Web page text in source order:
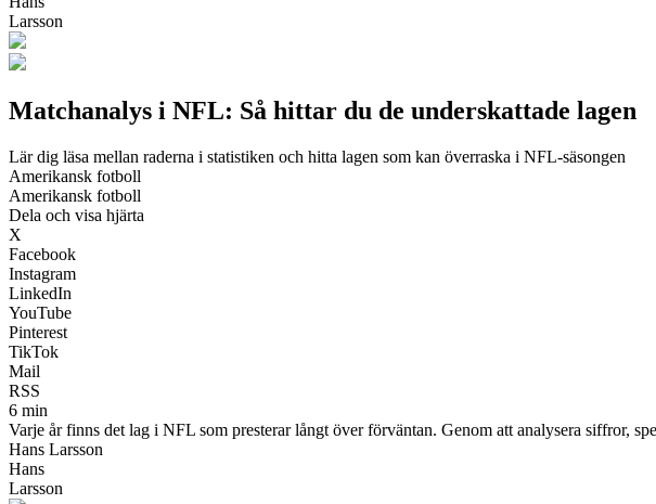
Larsson
Matchanalys i NFL: Så hittar du de underskattade lagen
Lär dig läsa mellan raderna i statistiken och hitta lagen som kan överraska i NFL-säsongen
Amerikansk fotboll
Amerikansk fotboll
Dela och visa hjärta
X
Facebook
Instagram
LinkedIn
YouTube
Pinterest
TikTok
Mail
RSS
6 min
Varje år finns det lag i NFL som presterar långt över förväntan. Genom att analysera siffror,
Hans Larsson
Hans
Larsson